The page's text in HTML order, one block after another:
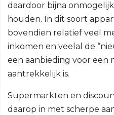
daardoor bijna
houden. In dit soort
bovendien relatief veel
inkomen en veelal de
een aanbieding voor een
aantrekkelijk is.
Supermarkten en
daarop in met scherpe